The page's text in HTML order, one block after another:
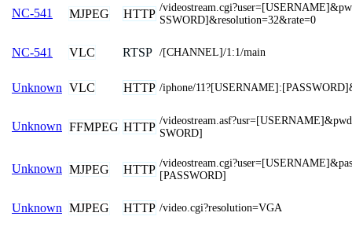
NC-541 MJPEG HTTP /
SSWORD]&resolution=32&rate=0
NC-541 VLC RTSP /[CHANNEL]/1:1/main
Unknown VLC HTTP /iphone/
Unknown FFMPEG HTTP /
SWORD]
Unknown MJPEG HTTP /
[PASSWORD]
Unknown MJPEG HTTP /video.cgi?resolution=VGA